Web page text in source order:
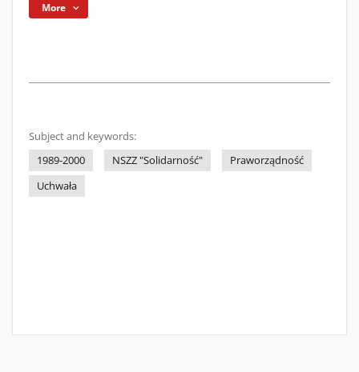
More
Subject and keywords:
1989-2000
NSZZ "Solidarność"
Praworządność
Uchwała